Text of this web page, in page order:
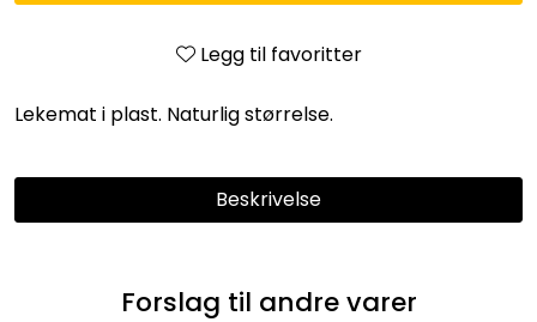
Legg til favoritter
Lekemat i plast. Naturlig størrelse.
Beskrivelse
Forslag til andre varer
OUTLET & GJENBRUK
KATALOGER